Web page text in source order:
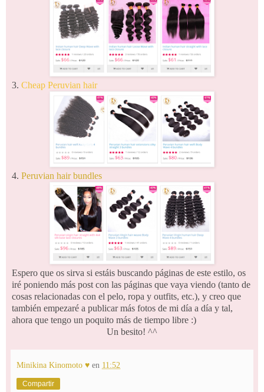
3. Cheap Peruvian hair
4. Peruvian hair bundles
Espero que os sirva si estáis buscando páginas de este estilo, os
iré poniendo más post con las páginas que vaya viendo (tanto de
cosas relacionadas con el pelo, ropa y outfits, etc.), y creo que
también empezaré a publicar más fotos de mi día a día y tal,
ahora que tengo un poquito más de tiempo libre :)
Un besito! ^^
Minikina Kinomoto ♥ en 11:52
Compartir